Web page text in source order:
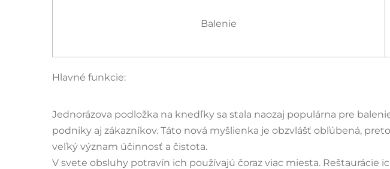
Balenie
Hlavné funkcie:
Jednorázova podložka na knedľky sa stala naozaj populárna pre
podniky aj zákazníkov. Táto nová myšlienka je obzvlášť obľúbená,
veľký význam účinnosť a čistota.
V svete obsluhy potravín ich používajú čoraz viac miesta.